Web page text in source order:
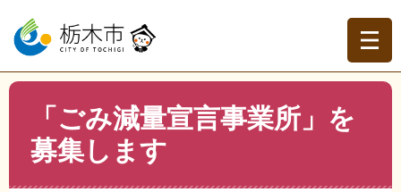
ー
の
先
ニ
ー
を
本
トップページ >分類でさがす > 事業者の方へ >
環境・ご
み・緑化 > 環境・緑化 >
ます
「ごみ減量宣言事業所」を
募集します